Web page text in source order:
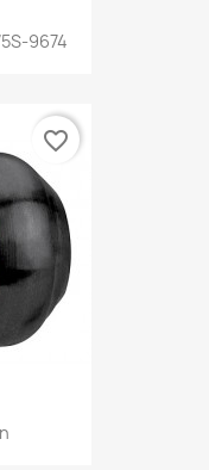
9674
favorite_border